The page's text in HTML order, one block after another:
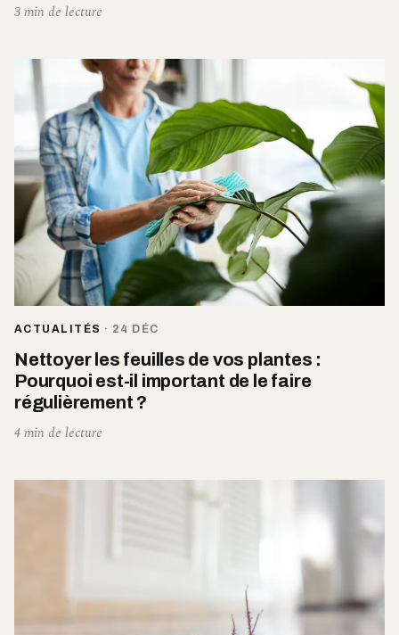
3 min de lecture
ACTUALITÉS · 24 DÉC
Nettoyer les feuilles de vos plantes :
Pourquoi est-il important de le faire
régulièrement ?
4 min de lecture